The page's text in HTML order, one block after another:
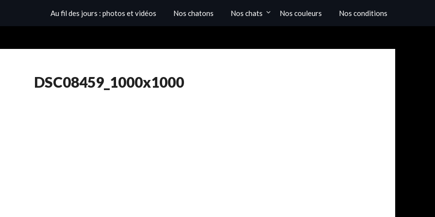
Au fil des jours : photos et vidéos Nos chatons Nos chats Nos couleurs Nos conditions
DSC08459_1000x1000